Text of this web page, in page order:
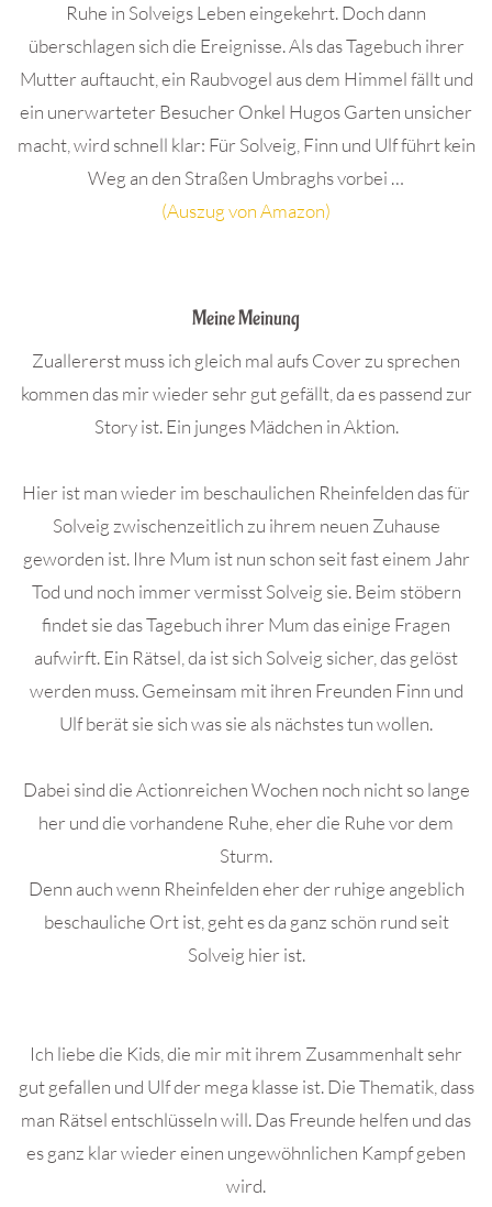
Ruhe in Solveigs Leben eingekehrt. Doch dann
überschlagen sich die Ereignisse. Als das Tagebuch ihrer
Mutter auftaucht, ein Raubvogel aus dem Himmel fällt und
ein unerwarteter Besucher Onkel Hugos Garten unsicher
macht, wird schnell klar: Für Solveig, Finn und Ulf führt kein
Weg an den Straßen Umbraghs vorbei …
(Auszug von Amazon)
Meine Meinung
Zuallererst muss ich gleich mal aufs Cover zu sprechen
kommen das mir wieder sehr gut gefällt, da es passend zur
Story ist. Ein junges Mädchen in Aktion.
Hier ist man wieder im beschaulichen Rheinfelden das für
Solveig zwischenzeitlich zu ihrem neuen Zuhause
geworden ist. Ihre Mum ist nun schon seit fast einem Jahr
Tod und noch immer vermisst Solveig sie. Beim stöbern
findet sie das Tagebuch ihrer Mum das einige Fragen
aufwirft. Ein Rätsel, da ist sich Solveig sicher, das gelöst
werden muss. Gemeinsam mit ihren Freunden Finn und
Ulf berät sie sich was sie als nächstes tun wollen.
Dabei sind die Actionreichen Wochen noch nicht so lange
her und die vorhandene Ruhe, eher die Ruhe vor dem
Sturm.
Denn auch wenn Rheinfelden eher der ruhige angeblich
beschauliche Ort ist, geht es da ganz schön rund seit
Solveig hier ist.
Ich liebe die Kids, die mir mit ihrem Zusammenhalt sehr
gut gefallen und Ulf der mega klasse ist. Die Thematik, dass
man Rätsel entschlüsseln will. Das Freunde helfen und das
es ganz klar wieder einen ungewöhnlichen Kampf geben
wird.